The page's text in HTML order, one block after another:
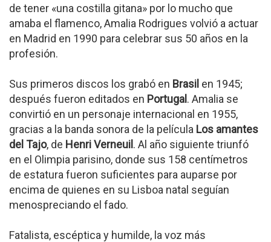
de tener «una costilla gitana» por lo mucho que
amaba el flamenco, Amalia Rodrigues volvió a actuar
en Madrid en 1990 para celebrar sus 50 años en la
profesión.
Sus primeros discos los grabó en Brasil en 1945;
después fueron editados en Portugal . Amalia se
convirtió en un personaje internacional en 1955,
gracias a la banda sonora de la película Los amantes
del Tajo, de Henri Verneuil . Al año siguiente triunfó
en el Olimpia parisino, donde sus 158 centímetros
de estatura fueron suficientes para auparse por
encima de quienes en su Lisboa natal seguían
menospreciando el fado.
Fatalista, escéptica y humilde, la voz más